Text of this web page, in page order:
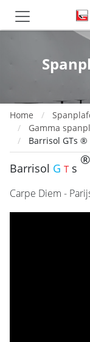
Home
Gamma
Barrisol GTs
Barrisol G Ts
®
Carpe Diem -